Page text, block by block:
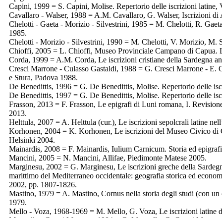
Capini, 1999 = S. Capini, Molise. Repertorio delle iscrizioni latine,
Cavallaro - Walser, 1988 = A.M. Cavallaro, G. Walser, Iscrizioni
Chelotti - Gaeta - Morizio - Silvestrini, 1985 = M. Chelotti, R.
1985.
Chelotti - Morizio - Silvestrini, 1990 = M. Chelotti, V. Morizio, M.
Chioffi, 2005 = L. Chioffi, Museo Provinciale Campano di Capua.
Corda, 1999 = A.M. Corda, Le iscrizioni cristiane della Sardegna
Cresci Marrone - Culasso Gastaldi, 1988 = G. Cresci Marrone - E.
e Stura, Padova 1988.
De Benedittis, 1996 = G. De Benedittis, Molise. Repertorio delle
De Benedittis, 1997 = G. De Benedittis, Molise. Repertorio delle
Frasson, 2013 = F. Frasson, Le epigrafi di Luni romana, I.
2013.
Helttula, 2007 = A. Helttula (cur.), Le iscrizioni sepolcrali latine
Korhonen, 2004 = K. Korhonen, Le iscrizioni del Museo Civico di
Helsinki 2004.
Mainardis, 2008 = F. Mainardis, Iulium Carnicum. Storia ed
Mancini, 2005 = N. Mancini, Allifae, Piedimonte Matese 2005.
Marginesu, 2002 = G. Marginesu, Le iscrizioni greche della
marittimo del Mediterraneo occidentale: geografia storica ed
2002, pp. 1807-1826.
Mastino, 1979 = A. Mastino, Cornus nella storia degli studi (con
1979.
Mello - Voza, 1968-1969 = M. Mello, G. Voza, Le iscrizioni latine